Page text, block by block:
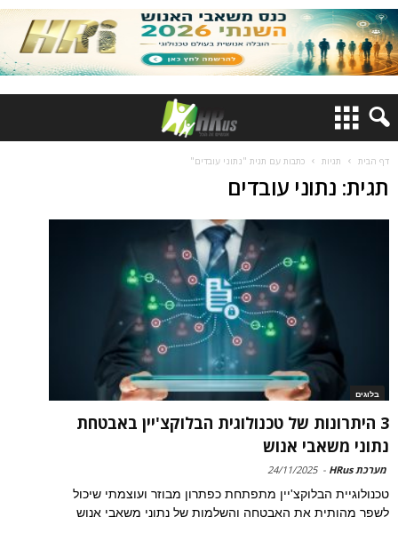
דף הבית תגיות כתבות עם תגית "נתוני עובדים"
תגית: נתוני עובדים
בלוגים
3 היתרונות של טכנולוגית הבלוקצ'יין באבטחת
נתוני משאבי אנוש
מערכת HRus -
24/11/2025
טכנולוגיית הבלוקצ'יין מתפתחת כפתרון מבוזר ועוצמתי שיכול
לשפר מהותית את האבטחה והשלמות של נתוני משאבי אנוש